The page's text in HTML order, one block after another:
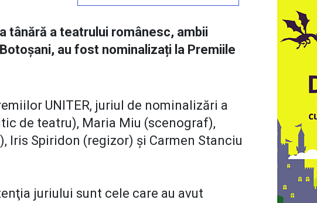
tânără a teatrului românesc, ambii
au fost nominalizați la Premiile
UNITER, juriul de nominalizări a
de teatru), Maria Miu (scenograf),
Iris Spiridon (regizor) și Carmen Stanciu
juriului sunt cele care au avut